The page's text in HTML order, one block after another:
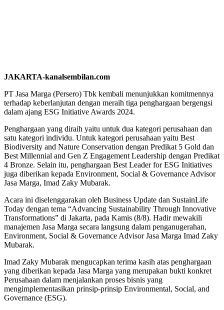
JAKARTA-kanalsembilan.com
PT Jasa Marga (Persero) Tbk kembali menunjukkan komitmennya
terhadap keberlanjutan dengan meraih tiga penghargaan bergengsi
dalam ajang ESG Initiative Awards 2024.
Penghargaan yang diraih yaitu untuk dua kategori perusahaan dan
satu kategori individu. Untuk kategori perusahaan yaitu Best
Biodiversity and Nature Conservation dengan Predikat 5 Gold dan
Best Millennial and Gen Z Engagement Leadership dengan Predikat
4 Bronze. Selain itu, penghargaan Best Leader for ESG Initiatives
juga diberikan kepada Environment, Social & Governance Advisor
Jasa Marga, Imad Zaky Mubarak.
Acara ini diselenggarakan oleh Business Update dan SustainLife
Today dengan tema “Advancing Sustainability Through Innovative
Transformations” di Jakarta, pada Kamis (8/8). Hadir mewakili
manajemen Jasa Marga secara langsung dalam penganugerahan,
Environment, Social & Governance Advisor Jasa Marga Imad Zaky
Mubarak.
Imad Zaky Mubarak mengucapkan terima kasih atas penghargaan
yang diberikan kepada Jasa Marga yang merupakan bukti konkret
Perusahaan dalam menjalankan proses bisnis yang
mengimplementasikan prinsip-prinsip Environmental, Social, and
Governance (ESG).